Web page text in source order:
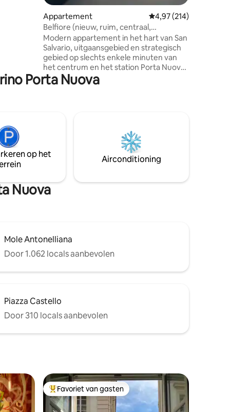
Appartement Gemiddelde
4,97 (214)
Belfiore (nieuw, ruim, centraal,
nachtleven)
Modern appartement in het hart van San
Salvario, uitgaansgebied en strategisch
gebied op slechts enkele minuten van
het centrum en het station Porta Nuova.
Rustige vierde verdieping met lift en
balkoningang (alleen appartement op
badkamer met een grote douche
Welkomstpakketten, handdoeken en
beddengoed aanwezig. CIN
IT001272C23YEO5X9R
Porta Nuova
op het
Airconditioning
Nuova
Mole Antonelliana
Door 1.062 locals aanbevolen
Piazza Castello
Door 310 locals aanbevolen
Topfavoriet van gasten
Favoriet van gasten